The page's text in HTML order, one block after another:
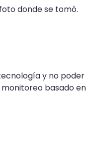
donde se tomó.
y no
monitoreo basado